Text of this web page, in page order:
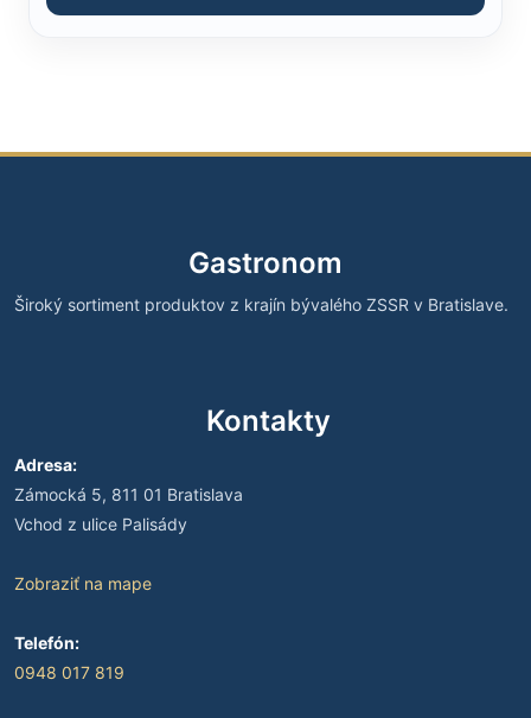
Gastronom
Široký sortiment produktov z krajín bývalého ZSSR v Bratislave.
Kontakty
Adresa:
Zámocká 5, 811 01 Bratislava
Vchod z ulice Palisády
Zobraziť na mape
Telefón:
0948 017 819